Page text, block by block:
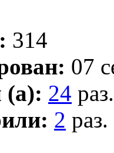
314
07
(а): 24 раз.
2 раз.